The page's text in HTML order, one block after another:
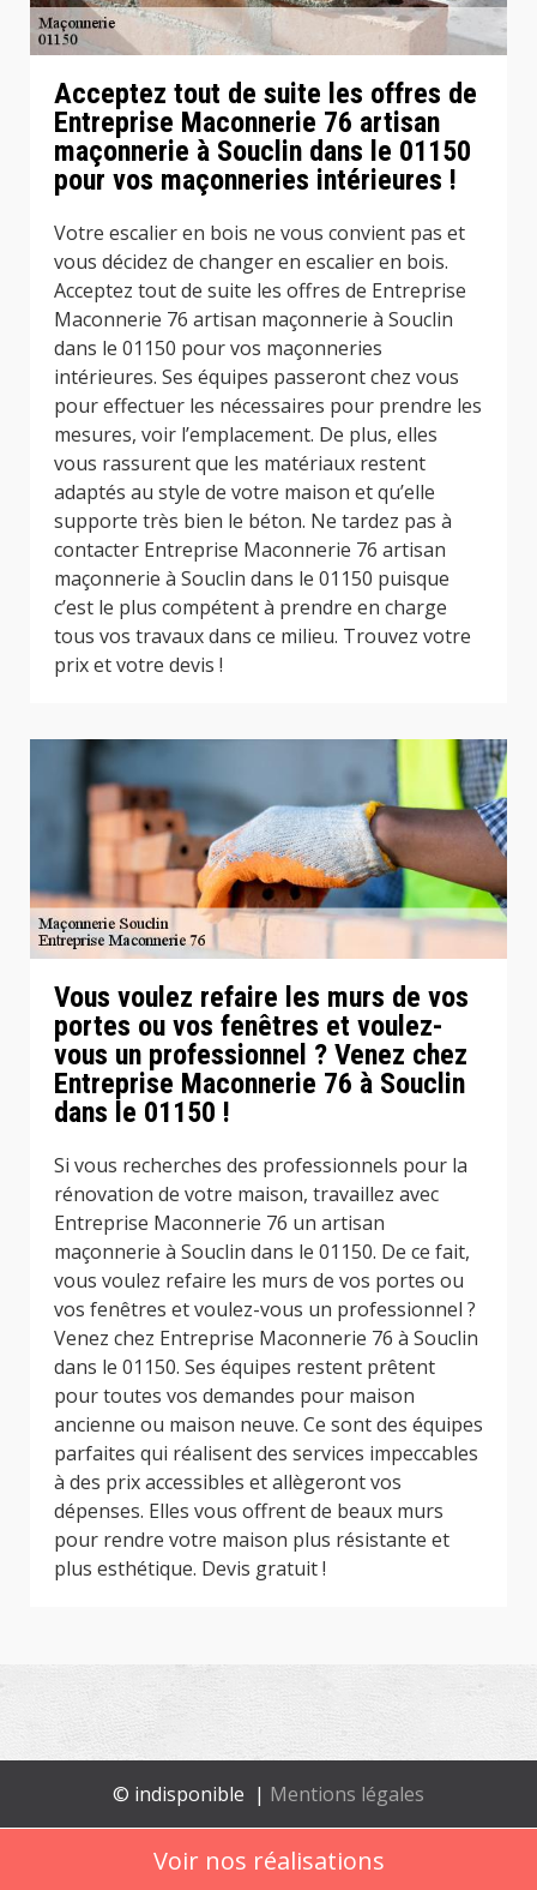
Acceptez tout de suite les offres de
Entreprise Maconnerie 76 artisan
maçonnerie à Souclin dans le 01150
pour vos maçonneries intérieures !
Votre escalier en bois ne vous convient pas et
vous décidez de changer en escalier en bois.
Acceptez tout de suite les offres de Entreprise
Maconnerie 76 artisan maçonnerie à Souclin
dans le 01150 pour vos maçonneries
intérieures. Ses équipes passeront chez vous
pour effectuer les nécessaires pour prendre les
mesures, voir l’emplacement. De plus, elles
vous rassurent que les matériaux restent
adaptés au style de votre maison et qu’elle
supporte très bien le béton. Ne tardez pas à
contacter Entreprise Maconnerie 76 artisan
maçonnerie à Souclin dans le 01150 puisque
c’est le plus compétent à prendre en charge
tous vos travaux dans ce milieu. Trouvez votre
prix et votre devis !
Vous voulez refaire les murs de vos
portes ou vos fenêtres et voulez-
vous un professionnel ? Venez chez
Entreprise Maconnerie 76 à Souclin
dans le 01150 !
Si vous recherches des professionnels pour la
rénovation de votre maison, travaillez avec
Entreprise Maconnerie 76 un artisan
maçonnerie à Souclin dans le 01150. De ce fait,
vous voulez refaire les murs de vos portes ou
vos fenêtres et voulez-vous un professionnel ?
Venez chez Entreprise Maconnerie 76 à Souclin
dans le 01150. Ses équipes restent prêtent
pour toutes vos demandes pour maison
ancienne ou maison neuve. Ce sont des équipes
parfaites qui réalisent des services impeccables
à des prix accessibles et allègeront vos
dépenses. Elles vous offrent de beaux murs
pour rendre votre maison plus résistante et
plus esthétique. Devis gratuit !
© indisponible | Mentions légales
Voir nos réalisations